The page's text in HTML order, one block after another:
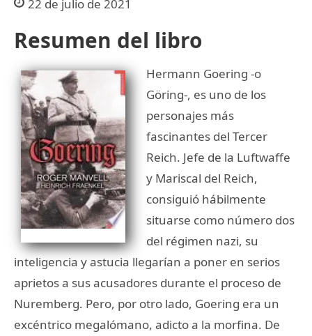
22 de julio de 2021
Resumen del libro
Hermann Goering -o
Göring-, es uno de los
personajes más
fascinantes del Tercer
Reich. Jefe de la Luftwaffe
y Mariscal del Reich,
consiguió hábilmente
situarse como número dos
del régimen nazi, su
inteligencia y astucia llegarían a poner en serios
aprietos a sus acusadores durante el proceso de
Nuremberg. Pero, por otro lado, Goering era un
excéntrico megalómano, adicto a la morfina. De